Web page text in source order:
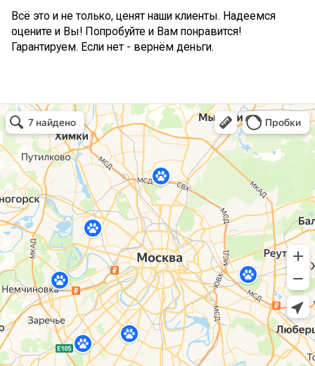
Всё это и не только, ценят наши клиенты. Надеемся
оцените и Вы! Попробуйте и Вам понравится!
Гарантируем. Если нет - вернём деньги.